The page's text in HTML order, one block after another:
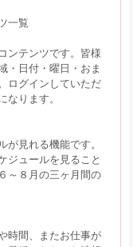
一覧
ンテンツです。皆様
・日付・曜日・おま
ログインしていただ
ります。
見れる機能です。
ジュールを見ること
～８月の三ヶ月間の
時間、またお仕事が